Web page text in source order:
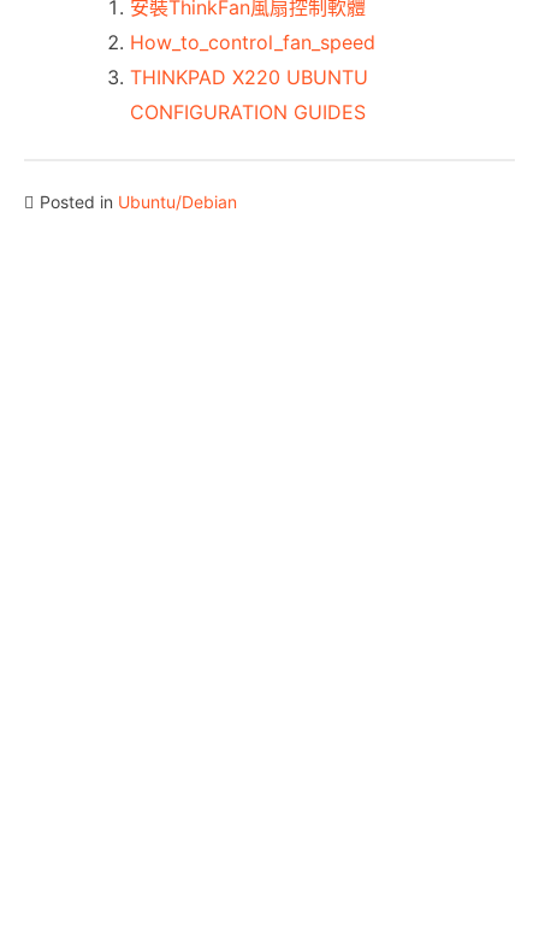
安裝ThinkFan風扇控制軟體
How_to_control_fan_speed
THINKPAD X220 UBUNTU
CONFIGURATION GUIDES
Posted in Ubuntu/Debian